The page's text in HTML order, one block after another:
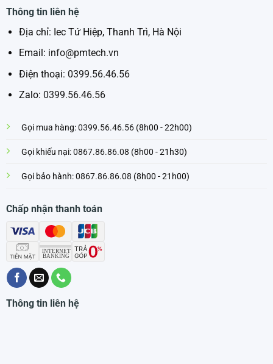
Thông tin liên hệ
Địa chỉ: Iec Tứ Hiệp, Thanh Trì, Hà Nội
Email: info@pmtech.vn
Điện thoại: 0399.56.46.56
Zalo: 0399.56.46.56
Gọi mua hàng:0399.56.46.56(8h00 - 22h00)
Gọi khiếu nại:0867.86.86.08 (8h00 - 21h30)
Gọi bảo hành:0867.86.86.08 (8h00 - 21h00)
Chấp nhận thanh toán
Thông tin liên hệ